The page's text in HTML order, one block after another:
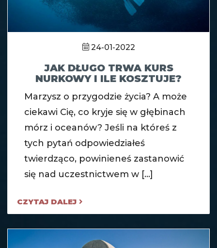
24-01-2022
JAK DŁUGO TRWA KURS
NURKOWY I ILE KOSZTUJE?
Marzysz o przygodzie życia? A może
ciekawi Cię, co kryje się w głębinach
mórz i oceanów? Jeśli na któreś z
tych pytań odpowiedziałeś
twierdząco, powinieneś zastanowić
się nad uczestnictwem w [...]
CZYTAJ DALEJ